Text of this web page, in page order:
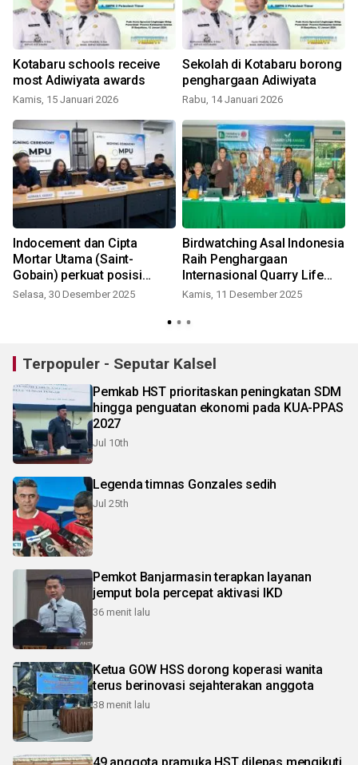
Kotabaru schools receive
most Adiwiyata awards
Kamis, 15 Januari 2026
Sekolah di Kotabaru borong
penghargaan Adiwiyata
Rabu, 14 Januari 2026
Indocement dan Cipta
Mortar Utama (Saint-
Gobain) perkuat posisi
bisnis mortar
Selasa, 30 Desember 2025
Birdwatching Asal Indonesia
Raih Penghargaan
Internasional Quarry Life
Award di Jerman
Kamis, 11 Desember 2025
Terpopuler - Seputar Kalsel
Pemkab HST prioritaskan peningkatan SDM
hingga penguatan ekonomi pada KUA-PPAS
2027
Jul 10th
Legenda timnas Gonzales sedih
Jul 25th
Pemkot Banjarmasin terapkan layanan
jemput bola percepat aktivasi IKD
36 menit lalu
Ketua GOW HSS dorong koperasi wanita
terus berinovasi sejahterakan anggota
38 menit lalu